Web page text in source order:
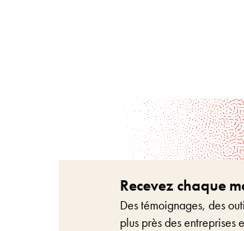
Recevez chaque
Des témoignages, des
plus près des entreprises